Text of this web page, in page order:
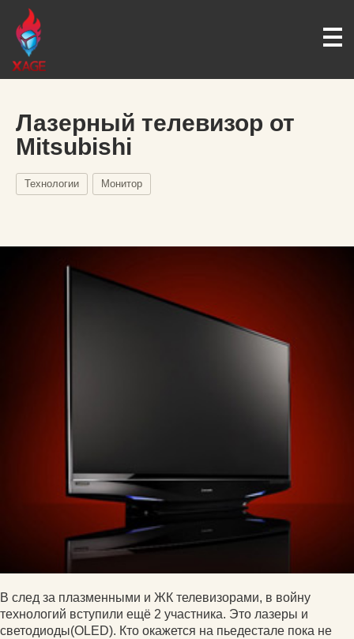
Лазерный телевизор от
Mitsubishi
Технологии Монитор
В след за плазменными и ЖК телевизорами, в войну
технологий вступили ещё 2 участника. Это лазеры и
светодиоды(OLED). Кто окажется на пьедестале пока не